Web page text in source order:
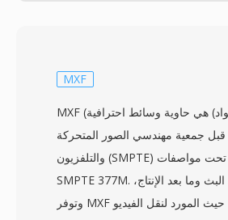
MXF
MXF (صيغة تبادل المواد) هي حاوية وسائط احترافية
جمعية مهندسي الصور المتحركة
والتلفزيون (SMPTE) عام 2004 تحت مواصفات
SMPTE 377M. صُممت لصناعتي البث وما بعد الإنتاج،
وتوفر MXF غلافاً محايداً من حيث المورد لنقل الفيديو